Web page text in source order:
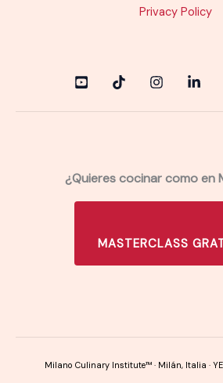
Privacy Policy
¿Quieres cocinar como en
MASTERCLASS
Milano Culinary Institute™ · Milán, Italia ·